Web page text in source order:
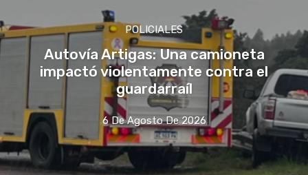
POLICIALES
Autovía Artigas: Una camioneta
impactó violentamente contra el
guardarraíl
6 De Agosto De 2026